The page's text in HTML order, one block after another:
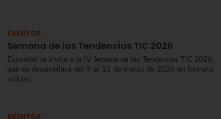
EVENTOS
Semana de las Tendencias TIC 2026
Euskaltel te invita a la IV Semana de las Tendencias TIC 2026,
que se desarrollará del 9 al 13 de marzo de 2026 en formato
virtual.
EVENTOS